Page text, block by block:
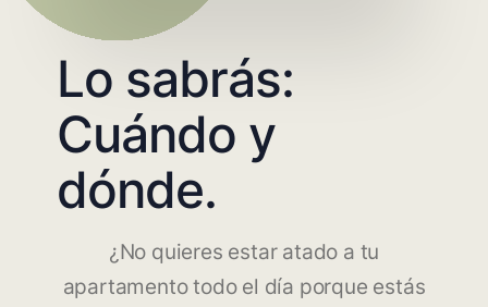
Lo sabrás:
Cuándo y
dónde.
¿No quieres estar atado a tu
apartamento todo el día porque estás